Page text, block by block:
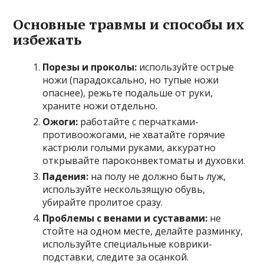
Основные травмы и способы их
избежать
Порезы и проколы: используйте острые
ножи (парадоксально, но тупые ножи
опаснее), режьте подальше от руки,
храните ножи отдельно.
Ожоги: работайте с перчатками-
противоожогами, не хватайте горячие
кастрюли голыми руками, аккуратно
открывайте пароконвектоматы и духовки.
Падения: на полу не должно быть луж,
используйте нескользящую обувь,
убирайте пролитое сразу.
Проблемы с венами и суставами: не
стойте на одном месте, делайте разминку,
используйте специальные коврики-
подставки, следите за осанкой.